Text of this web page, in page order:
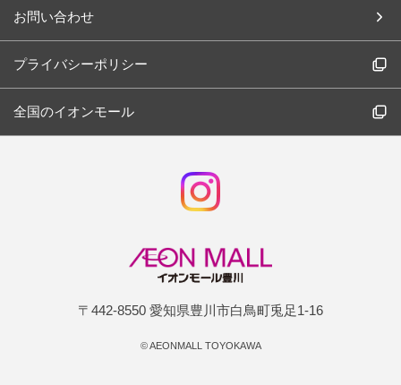
お問い合わせ
プライバシーポリシー
全国のイオンモール
〒442-8550 愛知県豊川市白鳥町兎足1-16
©AEONMALL TOYOKAWA